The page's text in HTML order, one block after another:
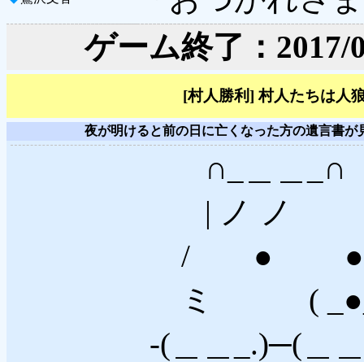
ゲーム終了：2017/
[村人勝利] 村人たちは人
夜が明けると前の日に亡くなった方の遺言書が
∩_＿＿_∩
| ノ ノ ＼
/ ● ● | 派
ミ ( _●_)
-(＿＿_.)─(＿